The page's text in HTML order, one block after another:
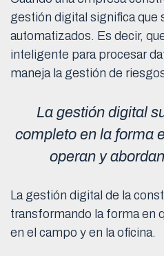
gestión digital significa que
automatizados. Es decir,
inteligente para procesar
maneja la gestión de
La gestión digital
completo en la forma
operan y
La gestión digital de la
transformando la forma en
en el campo y en la oficina.